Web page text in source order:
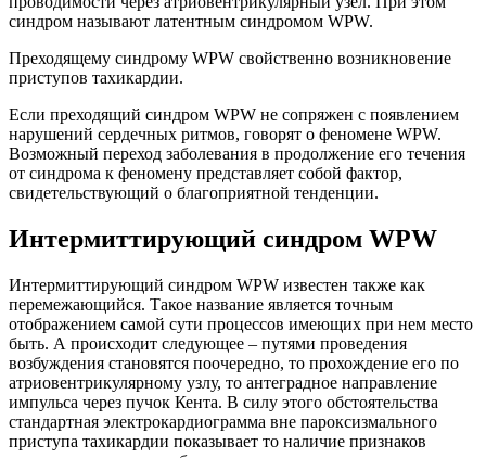
синдром называют латентным синдромом WPW.
Преходящему синдрому WPW свойственно возникновение
приступов тахикардии.
Если преходящий синдром WPW не сопряжен с появлением
нарушений сердечных ритмов, говорят о феномене WPW.
Возможный переход заболевания в продолжение его течения
от синдрома к феномену представляет собой фактор,
свидетельствующий о благоприятной тенденции.
Интермиттирующий синдром WPW
Интермиттирующий синдром WPW известен также как
перемежающийся. Такое название является точным
отображением самой сути процессов имеющих при нем место
быть. А происходит следующее – путями проведения
возбуждения становятся поочередно, то прохождение его по
атриовентрикулярному узлу, то антеградное направление
импульса через пучок Кента. В силу этого обстоятельства
стандартная электрокардиограмма вне пароксизмального
приступа тахикардии показывает то наличие признаков